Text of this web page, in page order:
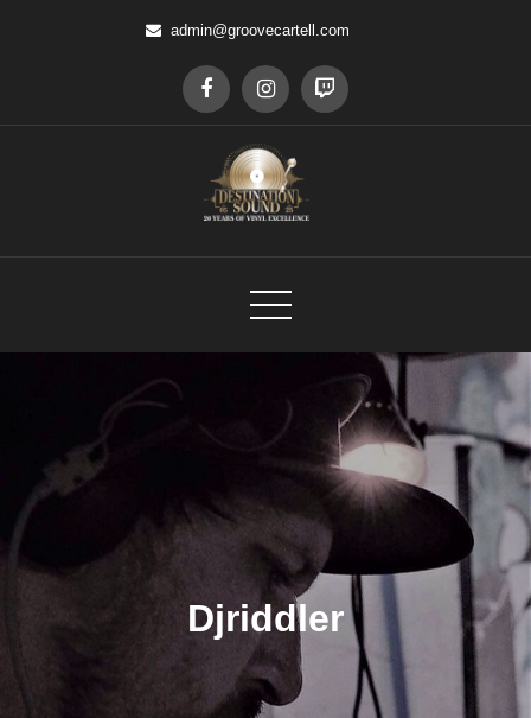
admin@groovecartell.com
Djriddler